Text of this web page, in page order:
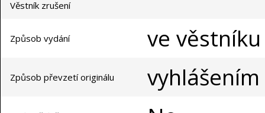
Věstník zrušení
Způsob vydání ve věstníku
Způsob převzetí originálu vyhlášením